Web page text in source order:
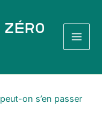
Zéro
on s’en passer